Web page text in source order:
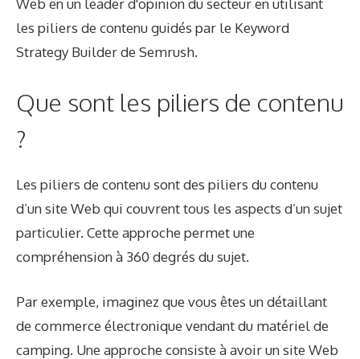
Web en un leader d'opinion du secteur en utilisant
les piliers de contenu guidés par le Keyword
Strategy Builder de Semrush.
Que sont les piliers de contenu
?
Les piliers de contenu sont des piliers du contenu
d’un site Web qui couvrent tous les aspects d’un sujet
particulier. Cette approche permet une
compréhension à 360 degrés du sujet.
Par exemple, imaginez que vous êtes un détaillant
de commerce électronique vendant du matériel de
camping. Une approche consiste à avoir un site Web